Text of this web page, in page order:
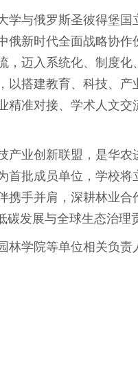
学与俄罗斯圣彼得堡
俄新时代全面战略协
，迈入系统化、制度化
以搭建教育、科技、
精准对接、学术人文
产业创新联盟，是华
首批成员单位，学校
携手并肩，深耕林业
发展与全球生态治理
林学院等单位相关负责